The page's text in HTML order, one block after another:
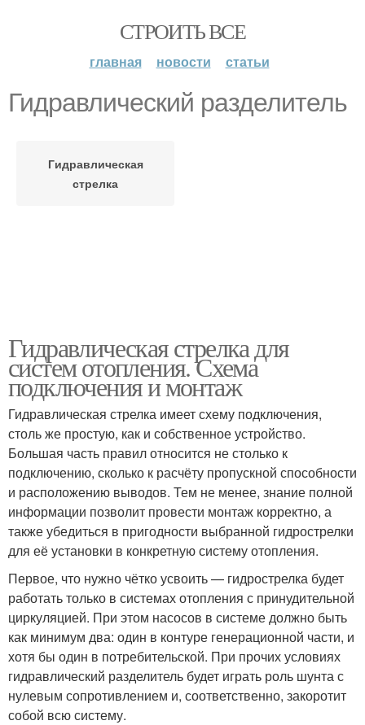
СТРОИТЬ ВСЕ
главная новости статьи
Гидравлический разделитель
Гидравлическая
стрелка
Гидравлическая стрелка для
систем отопления. Схема
подключения и монтаж
Гидравлическая стрелка имеет схему подключения,
столь же простую, как и собственное устройство.
Большая часть правил относится не столько к
подключению, сколько к расчёту пропускной способности
и расположению выводов. Тем не менее, знание полной
информации позволит провести монтаж корректно, а
также убедиться в пригодности выбранной гидрострелки
для её установки в конкретную систему отопления.
Первое, что нужно чётко усвоить — гидрострелка будет
работать только в системах отопления с принудительной
циркуляцией. При этом насосов в системе должно быть
как минимум два: один в контуре генерационной части, и
хотя бы один в потребительской. При прочих условиях
гидравлический разделитель будет играть роль шунта с
нулевым сопротивлением и, соответственно, закоротит
собой всю систему.